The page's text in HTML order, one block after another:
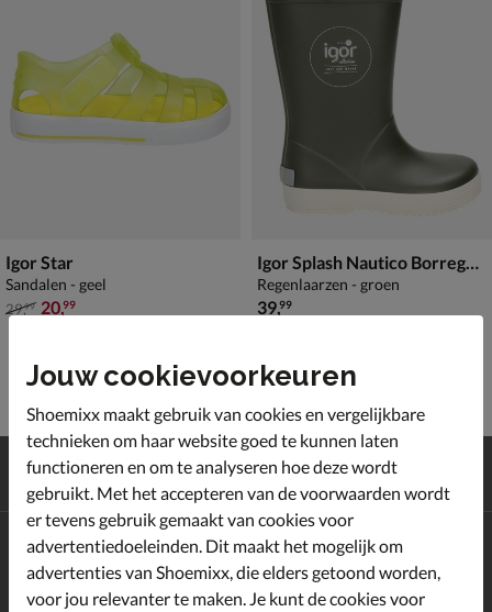
Igor Star
Sandalen - geel
van € 29,99 voor € 20,99
29,99 20,99
Igor Splash Nautico Borreguito
Regenlaarzen - groen
€ 39,99
39,99
Gratisverzending en retour*
Achteraf betalen
Altijd op de hoogte zijn?
Schrijf je in voor de Shoemixx nieuwsbrief en ontvang €10,-
welkomstkorting!
Jouw cookievoorkeuren
Shoemixx maakt gebruik van cookies en vergelijkbare
technieken om haar website goed te kunnen laten
functioneren en om te analyseren hoe deze wordt
gebruikt. Met het accepteren van de voorwaarden wordt
er tevens gebruik gemaakt van cookies voor
advertentiedoeleinden. Dit maakt het mogelijk om
advertenties van Shoemixx, die elders getoond worden,
voor jou relevanter te maken. Je kunt de cookies voor